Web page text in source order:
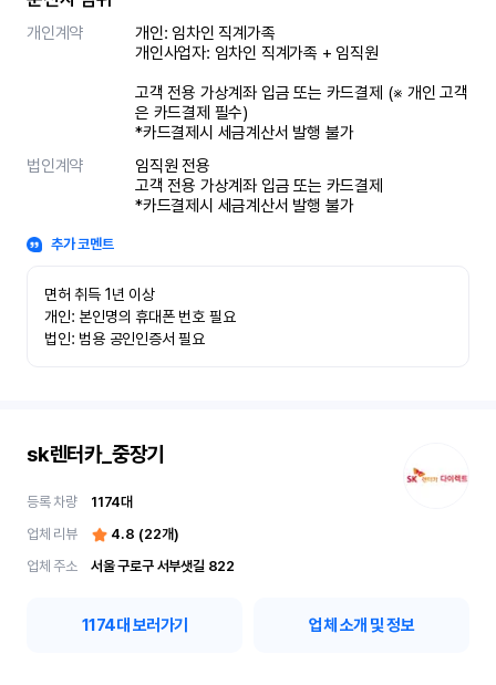
개인계약
개인: 임차인 직계가족
개인사업자: 임차인 직계가족 + 임직원
고객 전용 가상계좌 입금 또는 카드결제 (※ 개인 고객
은 카드결제 필수)
*카드결제시 세금계산서 발행 불가
법인계약
임직원 전용
고객 전용 가상계좌 입금 또는 카드결제
*카드결제시 세금계산서 발행 불가
추가 코멘트
면허 취득 1년 이상
개인: 본인명의 휴대폰 번호 필요
법인: 범용 공인인증서 필요
sk렌터카_중장기
등록 차량 1174대
업체 리뷰
4.8 (22개)
업체 주소
서울 구로구 서부샛길 822
1174대 보러가기 업체 소개 및 정보